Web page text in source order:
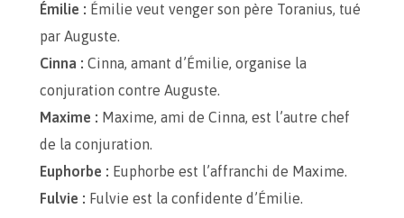
Émilie : Émilie veut venger son père Toranius, tué
par Auguste.
Cinna : Cinna, amant d’Émilie, organise la
conjuration contre Auguste.
Maxime : Maxime, ami de Cinna, est l’autre chef
de la conjuration.
Euphorbe : Euphorbe est l’affranchi de Maxime.
Fulvie : Fulvie est la confidente d’Émilie.